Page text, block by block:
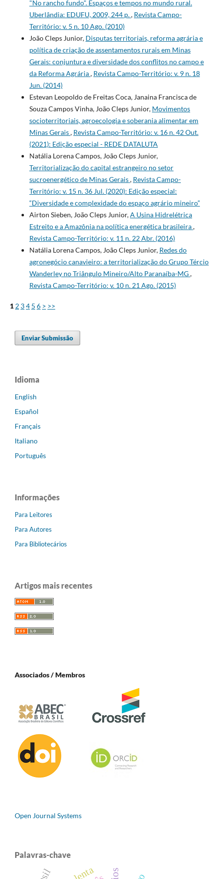
"No rancho fundo". Espaços e tempos no mundo rural.
Uberlândia: EDUFU, 2009, 244 p., Revista Campo-
Território: v. 5 n. 10 Ago. (2010)
João Cleps Junior, Disputas territoriais, reforma agrária e
política de criação de assentamentos rurais em Minas
Gerais: conjuntura e diversidade dos conflitos no campo e
da Reforma Agrária, Revista Campo-Território: v. 9 n. 18
Jun. (2014)
Estevan Leopoldo de Freitas Coca, Janaina Francisca de
Souza Campos Vinha, João Cleps Junior, Movimentos
socioterritoriais, agroecologia e soberania alimentar em
Minas Gerais, Revista Campo-Território: v. 16 n. 42 Out.
(2021): Edição especial - REDE DATALUTA
Natália Lorena Campos, João Cleps Junior,
Territorialização do capital estrangeiro no setor
sucroenergético de Minas Gerais, Revista Campo-
Território: v. 15 n. 36 Jul. (2020): Edição especial:
“Diversidade e complexidade do espaço agrário mineiro”
Airton Sieben, João Cleps Junior,A Usina Hidrelétrica
Estreito e a Amazônia na política energética brasileira,
Revista Campo-Território: v. 11 n. 22 Abr. (2016)
Natália Lorena Campos, João Cleps Junior, Redes do
agronegócio canavieiro: a territorialização do Grupo Tércio
Wanderley no Triângulo Mineiro/Alto Paranaíba-MG,
Revista Campo-Território: v. 10 n. 21 Ago. (2015)
1 2 34 5 6 > >>
Enviar Submissão
Idioma
English
Español
Français
Italiano
Português
Informações
Para Leitores
Para Autores
Para Bibliotecários
Artigos mais recentes
Associados / Membros
Open Journal Systems
Palavras-chave